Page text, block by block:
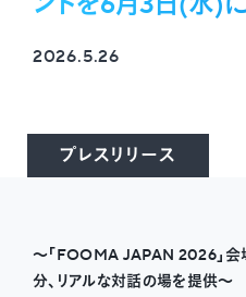
2026.5.26
プレスリリース
〜「FOOMA JAPAN 2026」会
分、リアルな対話の場を提供〜